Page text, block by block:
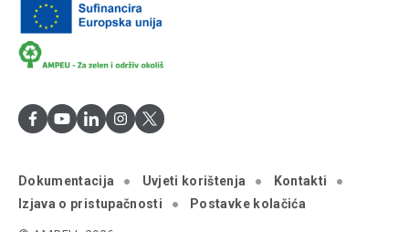
Dokumentacija Uvjeti korištenja
Kontakti
Izjava o pristupačnosti
Postavke kolačića